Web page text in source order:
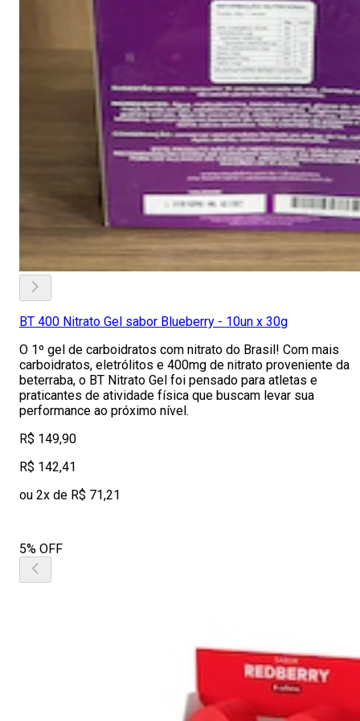
BT 400 Nitrato Gel sabor Blueberry - 10un x 30g
O 1º gel de carboidratos com nitrato do Brasil! Com mais
carboidratos, eletrólitos e 400mg de nitrato proveniente da
beterraba, o BT Nitrato Gel foi pensado para atletas e
praticantes de atividade física que buscam levar sua
performance ao próximo nível.
R$ 149,90
R$ 142,41
ou 2x de R$ 71,21
5% OFF